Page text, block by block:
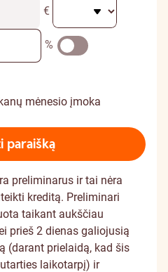
€
%
mėnesio įmoka
paraišką
preliminarus ir tai nėra
kreditą. Preliminari
taikant aukščiau
prieš 2 dienas galiojusią
(darant prielaidą, kad šis
laikotarpį) ir